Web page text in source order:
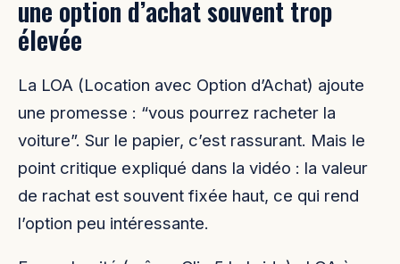
une option d’achat souvent trop
élevée
La LOA (Location avec Option d’Achat) ajoute
une promesse : “vous pourrez racheter la
voiture”. Sur le papier, c’est rassurant. Mais le
point critique expliqué dans la vidéo : la valeur
de rachat est souvent fixée haut, ce qui rend
l’option peu intéressante.